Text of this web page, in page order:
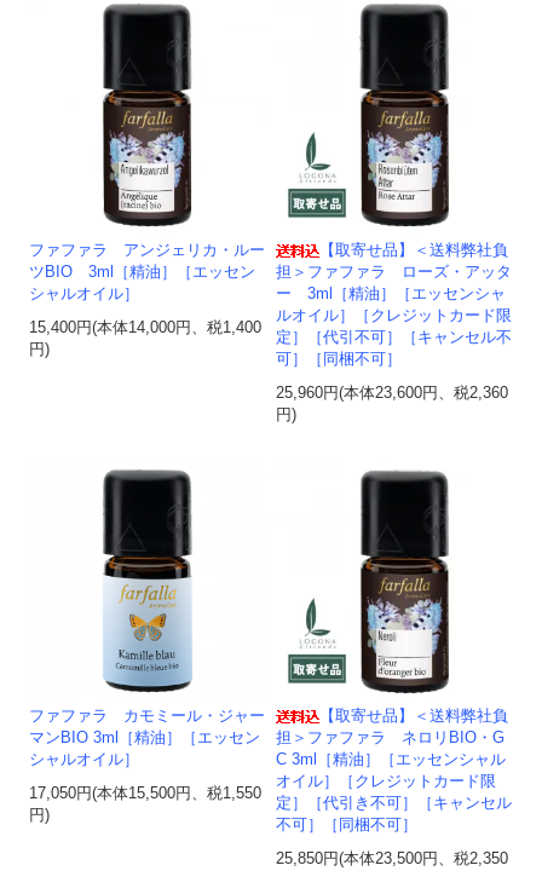
ファファラ アンジェリカ・ルー
ツBIO 3ml［精油］［エッセン
シャルオイル］
15,400円(本体14,000円、税1,400
円)
【取寄せ品】＜送料弊社負
担＞ファファラ ローズ・アッタ
ー 3ml［精油］［エッセンシャ
ルオイル］［クレジットカード限
定］［代引不可］［キャンセル不
可］［同梱不可］
25,960円(本体23,600円、税2,360
円)
ファファラ カモミール・ジャー
マンBIO 3ml［精油］［エッセン
シャルオイル］
17,050円(本体15,500円、税1,550
円)
【取寄せ品】＜送料弊社負
担＞ファファラ ネロリBIO・G
C 3ml［精油］［エッセンシャル
オイル］［クレジットカード限
定］［代引き不可］［キャンセル
不可］［同梱不可］
25,850円(本体23,500円、税2,350